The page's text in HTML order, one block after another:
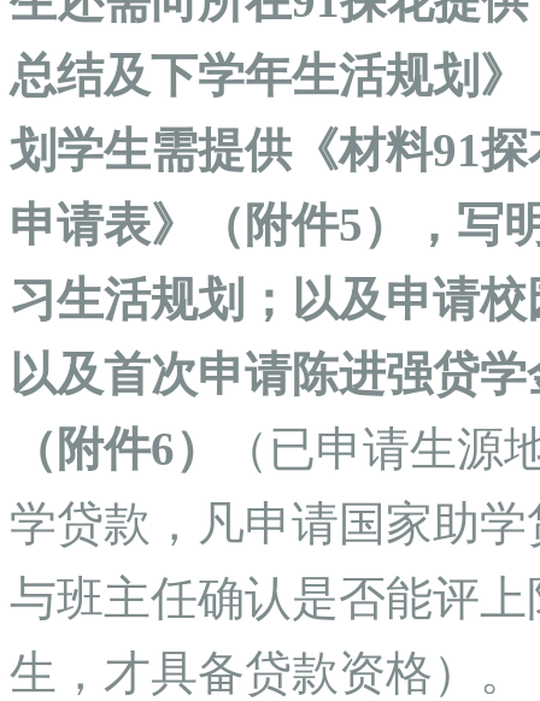
总结及下学年生活规划
划学生需提供《材料91
申请表》（附件5），写
习生活规划；以及申请
以及首次申请陈进强贷
（附件6）
（已申请生源
学贷款，凡申请国家助
与班主任确认是否能评
生，才具备贷款资格）。